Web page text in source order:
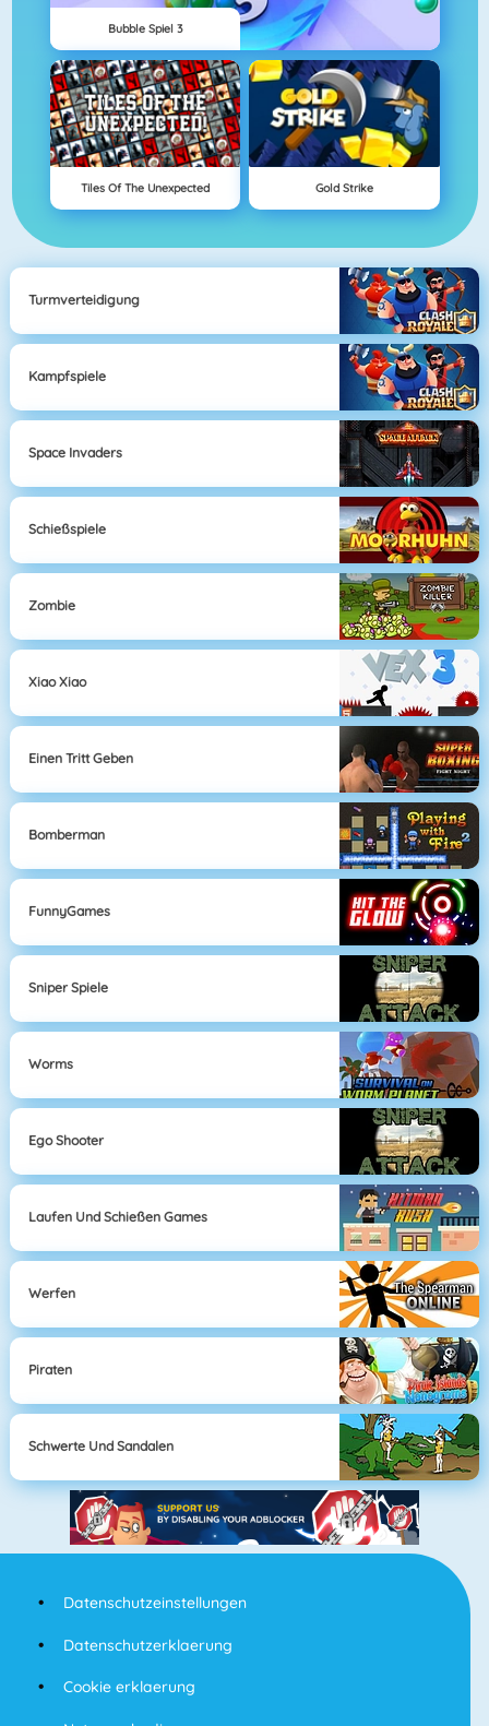
Bubble Spiel 3
Tiles Of The Unexpected Gold Strike
Turmverteidigung
Kampfspiele
Space Invaders
Schießspiele
Zombie
Xiao Xiao
Einen Tritt Geben
Bomberman
FunnyGames
Sniper Spiele
Worms
Ego Shooter
Laufen Und Schießen Games
Werfen
Piraten
Schwerte Und Sandalen
Datenschutzeinstellungen
Datenschutzerklaerung
Cookie erklaerung